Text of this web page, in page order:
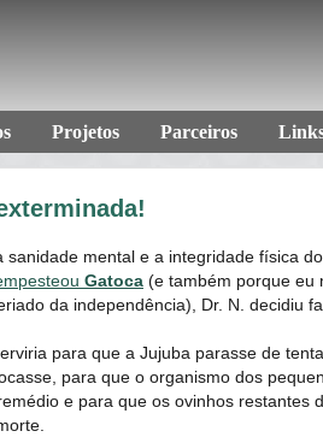
Projetos Parceiros
sanidade mental e a integridade física
Gatoca (e também porque eu
da independência), Dr. N. decidiu
para que a Jujuba parasse de
para que o organismo dos
e para que os ovinhos restantes